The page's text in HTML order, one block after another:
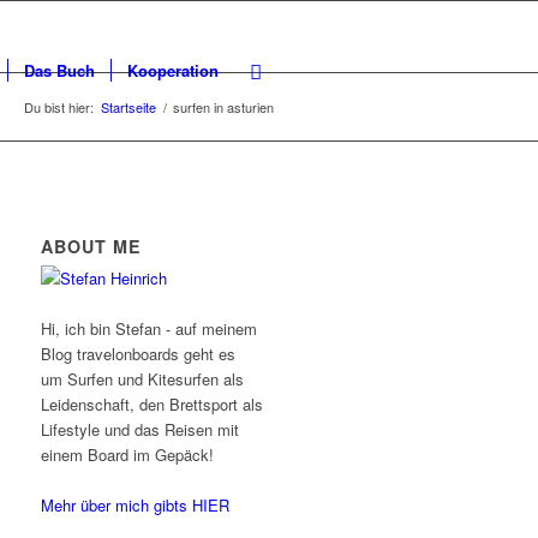
Das Buch Kooperation
Du bist hier: Startseite / surfen in asturien
ABOUT ME
Hi, ich bin Stefan - auf meinem
Blog travelonboards geht es
um Surfen und Kitesurfen als
Leidenschaft, den Brettsport als
Lifestyle und das Reisen mit
einem Board im Gepäck!
Mehr über mich gibts HIER